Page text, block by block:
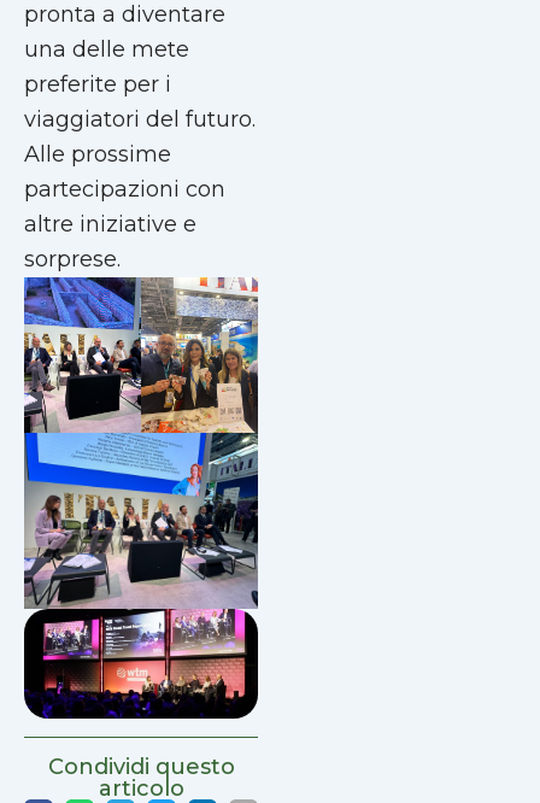
pronta a diventare
una delle mete
preferite per i
viaggiatori del futuro.
Alle prossime
partecipazioni con
altre iniziative e
sorprese.
Condividi questo
articolo